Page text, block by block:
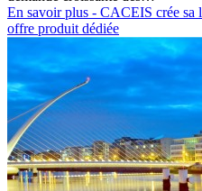
En savoir plus - CACEIS crée sa
offre produit dédiée